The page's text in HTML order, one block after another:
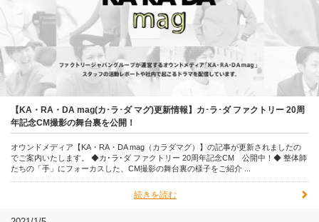
【KA・RA・DA mag(カ･ラ･ダ マグ)更新情報】カ･ラ･ダ ファクトリー 20周
年記念CM撮影の舞台裏を公開！
オウンドメディア【KA・RA・DA mag（カラダマグ）】の記事が更新されましたの
でご案内いたします。 ◆カ･ラ･ダ ファクトリー 20周年記念CM 公開中！◆ 整体師
たちの「手」にフォーカスした、CM撮影の舞台裏の様子をご紹介 ...
続きを読む